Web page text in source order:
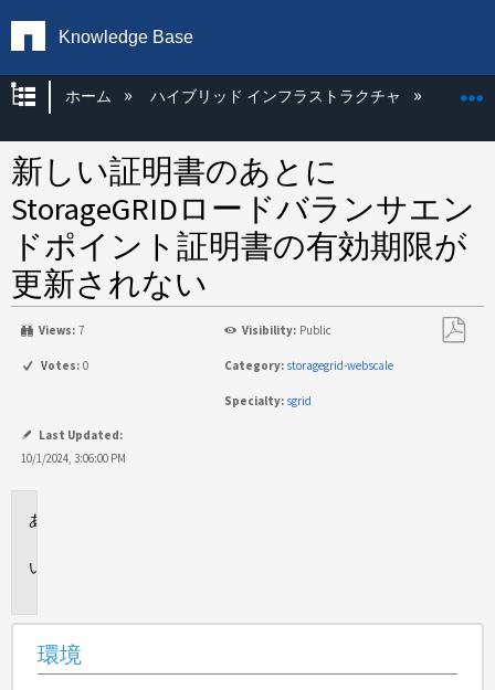
Knowledge Base
グローバル階層を展開/折りたたむ
ホーム ハイブリッド インフラストラクチャ
新しい証明書のあとに
StorageGRIDロードバランサエン
ドポイント証明書の有効期限が
更新されない
Views: 7 Visibility: Public
Votes: 0 Category: storagegrid-webscale
Specialty: sgrid
Last Updated:
10/1/2024, 3:06:00 PM
環境